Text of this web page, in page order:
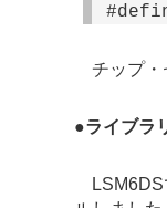
チップ・
●ライブラ
LSM6DS